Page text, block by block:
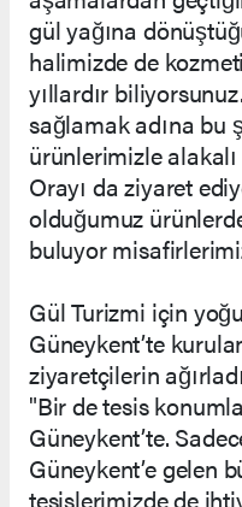
gül yağına
halimizde de
yıllardır
sağlamak adına bu
ürünlerimizle
Orayı da ziyaret
olduğumuz
buluyor
Gül Turizmi için
Güneykent’te
ziyaretçilerin
"Bir de tesis
Güneykent’te.
Güneykent’e gelen
tesislerimizde de